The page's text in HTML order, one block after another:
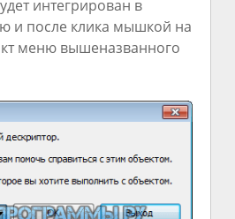
интегрирован в
и после клика мышкой на
меню вышеназванного